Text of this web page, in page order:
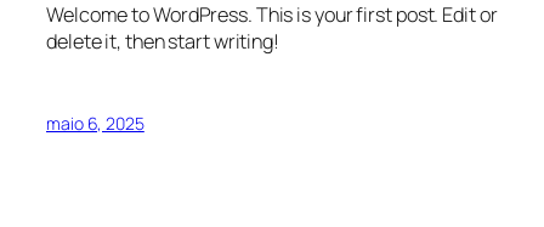
Welcome to WordPress. This is your first post. Edit or
delete it, then start writing!
maio 6, 2025